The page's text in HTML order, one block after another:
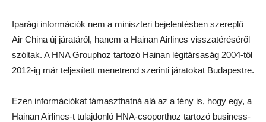
Iparági információk nem a miniszteri bejelentésben szereplő
Air China új járatáról, hanem a Hainan Airlines visszatéréséről
szóltak. A HNA Grouphoz tartozó Hainan légitársaság 2004-től
2012-ig már teljesített menetrend szerinti járatokat Budapestre.
Ezen információkat támaszthatná alá az a tény is, hogy egy, a
Hainan Airlines-t tulajdonló HNA-csoporthoz tartozó business-